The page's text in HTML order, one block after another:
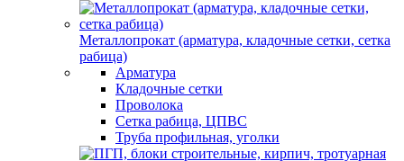
Металлопрокат (арматура, кладочные сетки, сетка
рабица)
Арматура
Кладочные сетки
Проволока
Сетка рабица, ЦПВС
Труба профильная, уголки